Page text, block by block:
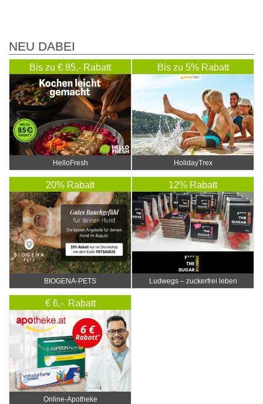
NEU DABEI
Bis zu € 85,- Rabatt
HelloFresh
Bis zu 5% Rabatt
HolidayTrex
20% Rabatt
BIOGENA-PETS
12% Rabatt
Ludwegs – zuckerfrei leben
€ 6,- Rabatt
Online‑Apotheke